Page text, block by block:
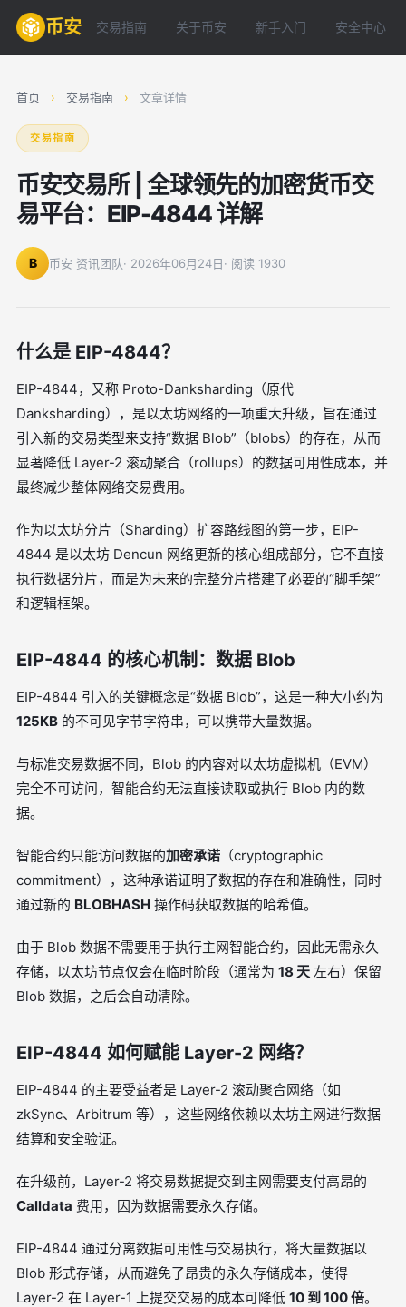
币安 交易指南 关于币安 新手入门 安全中心
首页 › 交易指南 › 文章详情
交易指南
币安交易所 | 全球领先的加密货币交
易平台：EIP-4844 详解
B 币安 资讯团队· 2026年06月24日· 阅读 1930
什么是 EIP-4844？
EIP-4844，又称 Proto-Danksharding（原代
Danksharding），是以太坊网络的一项重大升级，旨在通过
引入新的交易类型来支持“数据 Blob”（blobs）的存在，从而
显著降低 Layer-2 滚动聚合（rollups）的数据可用性成本，并
最终减少整体网络交易费用。
作为以太坊分片（Sharding）扩容路线图的第一步，EIP-
4844 是以太坊 Dencun 网络更新的核心组成部分，它不直接
执行数据分片，而是为未来的完整分片搭建了必要的“脚手架”
和逻辑框架。
EIP-4844 的核心机制：数据 Blob
EIP-4844 引入的关键概念是“数据 Blob”，这是一种大小约为
125KB 的不可见字节字符串，可以携带大量数据。
与标准交易数据不同，Blob 的内容对以太坊虚拟机（EVM）
完全不可访问，智能合约无法直接读取或执行 Blob 内的数
据。
智能合约只能访问数据的加密承诺 （cryptographic
commitment），这种承诺证明了数据的存在和准确性，同时
通过新的 BLOBHASH 操作码获取数据的哈希值。
由于 Blob 数据不需要用于执行主网智能合约，因此无需永久
存储，以太坊节点仅会在临时阶段（通常为 18 天 左右）保留
Blob 数据，之后会自动清除。
EIP-4844 如何赋能 Layer-2 网络？
EIP-4844 的主要受益者是 Layer-2 滚动聚合网络（如
zkSync、Arbitrum 等），这些网络依赖以太坊主网进行数据
结算和安全验证。
在升级前，Layer-2 将交易数据提交到主网需要支付高昂的
Calldata 费用，因为数据需要永久存储。
EIP-4844 通过分离数据可用性与交易执行，将大量数据以
Blob 形式存储，从而避免了昂贵的永久存储成本，使得
Layer-2 在 Layer-1 上提交交易的成本可降低 10 到 100 倍。